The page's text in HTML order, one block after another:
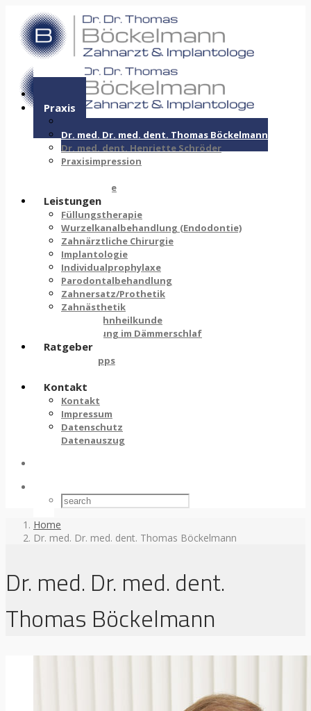
Praxis
Praxis
Dr. med. Dr. med. dent. Thomas Böckelmann
Dr. med. dent. Henriette Schröder
Praxisimpression
Philosophie
Leistungen
Füllungstherapie
Wurzelkanalbehandlung (Endodontie)
Zahnärztliche Chirurgie
Implantologie
Individualprophylaxe
Parodontalbehandlung
Zahnersatz/Prothetik
Zahnästhetik
Kinderzahnheilkunde
Behandlung im Dämmerschlaf
Ratgeber
Pflegetipps
Kontakt
Kontakt
Impressum
Datenschutz
Datenauszug
Home
Dr. med. Dr. med. dent. Thomas Böckelmann
Dr. med. Dr. med. dent.
Thomas Böckelmann